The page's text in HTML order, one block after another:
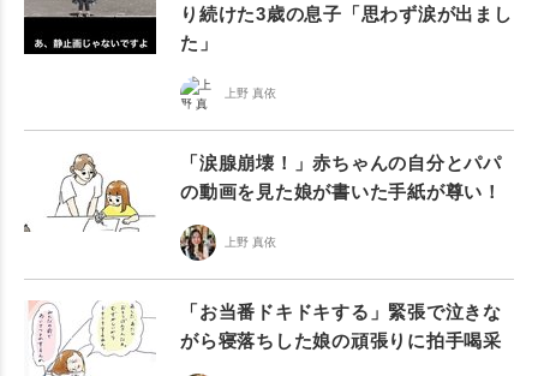
り続けた3歳の息子「思わず涙が出まし
た」
上野 真依
「涙腺崩壊！」赤ちゃんの自分とパパ
の動画を見た娘が書いた手紙が尊い！
上野 真依
「お当番ドキドキする」緊張で泣きな
がら寝落ちした娘の頑張りに拍手喝采